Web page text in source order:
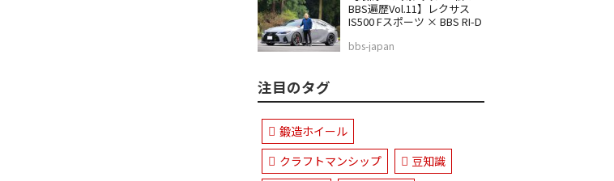
BBS遍歴Vol.11】レクサス
IS500 Fスポーツ × BBS RI-D
bbs-japan
注目のタグ
鍛造ホイール
クラフトマンシップ
豆知識